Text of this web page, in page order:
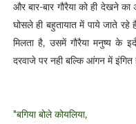
और बार-बार गौरैया को ही देखने का
घोसले ही बहुतायात में पाये जाते रहे
मिलता है, उसमें गौरैया मनुष्य के
दरवाजे पर नही बल्कि आंगन में इंगित
"बगिया बोले कोयलिया,